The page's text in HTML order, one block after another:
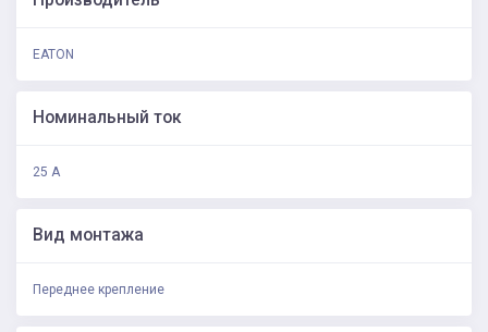
EATON
Номинальный ток
25 А
Вид монтажа
Переднее крепление